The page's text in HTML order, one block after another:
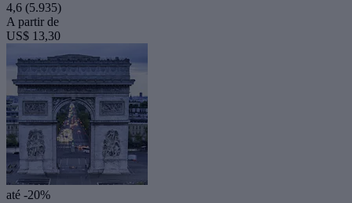
4,6 (5.935)
A partir de
US$ 13,30
até -20%